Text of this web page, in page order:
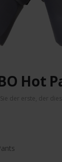
Hot
Sie der erste, der